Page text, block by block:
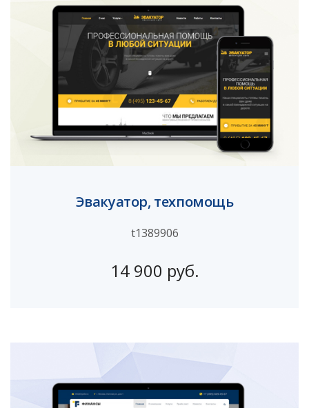
Эвакуатор, техпомощь
t1389906
14 900 руб.